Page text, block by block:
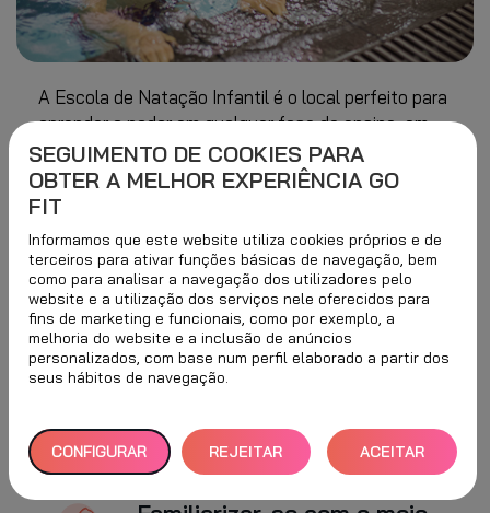
A Escola de Natação Infantil é o local perfeito para
aprender a nadar em qualquer fase de ensino, em
qualquer nível e em qualquer idade.
Com a ajuda dos melhores profissionais os
objetivos da forma mais divertida e através do
programa “Nadar é Vida”, da Federação Espanhola
de Natação.
OBJETIVOS
SEGUIMENTO DE COOKIES PARA
OBTER A MELHOR EXPERIÊNCIA GO
FIT
Informamos que este website utiliza cookies próprios e de
terceiros para ativar funções básicas de navegação, bem
como para analisar a navegação dos utilizadores pelo
website e a utilização dos serviços nele oferecidos para
fins de marketing e funcionais, como por exemplo, a
melhoria do website e a inclusão de anúncios
personalizados, com base num perfil elaborado a partir dos
seus hábitos de navegação.
CONFIGURAR REJEITAR
TUDO
ACEITAR
TODOS